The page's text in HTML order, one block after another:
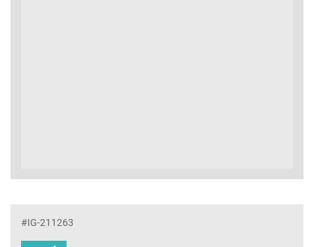
#IG-211263